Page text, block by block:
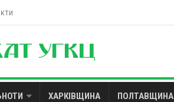
ХАРКІВЩИНА ПОЛТАВЩИНА